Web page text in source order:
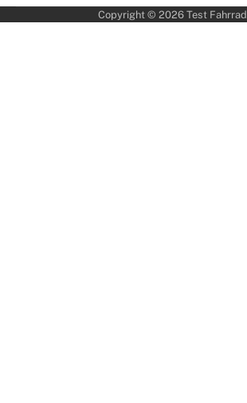
Copyright © 2026 Test Fahrrad